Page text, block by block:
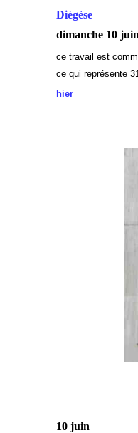
Diégèse
dimanche 10
ce travail est
ce qui représente
hier
10 juin